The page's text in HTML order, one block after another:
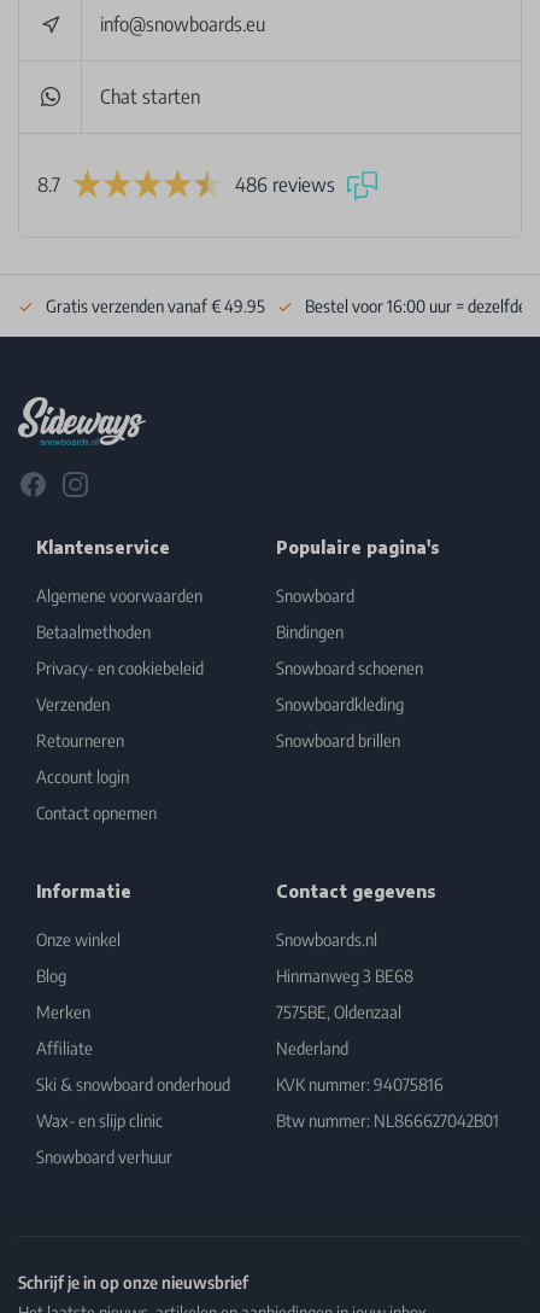
info@snowboards.eu
Chat starten
8.7 486 reviews
Gratis verzenden vanaf € 49.95 Bestel voor 16:00 uur = dezelfde
FacebookInstagram
Klantenservice
Algemene voorwaarden
Betaalmethoden
Privacy- en cookiebeleid
Verzenden
Retourneren
Account login
Contact opnemen
Populaire pagina's
Snowboard
Bindingen
Snowboard schoenen
Snowboardkleding
Snowboard brillen
Informatie
Onze winkel
Blog
Merken
Affiliate
Ski & snowboard onderhoud
Wax- en slijp clinic
Snowboard verhuur
Contact gegevens
Snowboards.nl
Hinmanweg 3 BE68
7575BE, Oldenzaal
Nederland
KVK nummer: 94075816
Btw nummer: NL866627042B01
Schrijf je in op onze nieuwsbrief